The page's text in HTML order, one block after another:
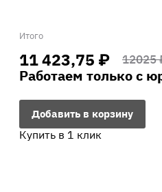
Итого
11 423,75 ₽ 12025
Работаем только с
Добавить в корзину
Купить в 1 клик